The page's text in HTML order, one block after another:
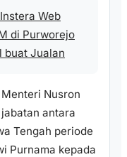
Web
di Purworejo
buat Jualan
Nusron
antara
Tengah periode
Purnama kepada